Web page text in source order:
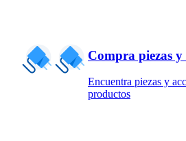
Compra piezas y
Encuentra piezas y
productos